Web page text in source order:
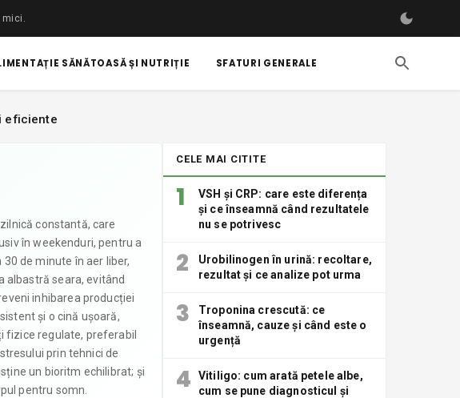
SĂNĂTOASĂ ȘI NUTRIȚIE SFATURI GENERALE
eficiente
constantă, care
în weekenduri, pentru a
de minute în aer liber,
albastră seara, evitând
inhibarea producției
și o cină ușoară,
fizice regulate, preferabil
prin tehnici de
un bioritm echilibrat; și
pentru somn.
CELE MAI CITITE
1
VSH și CRP: care este diferența
și ce înseamnă când rezultatele
nu se potrivesc
2
Urobilinogen în urină: recoltare,
rezultat și ce analize pot urma
3
Troponina crescută: ce
înseamnă, cauze și când este o
urgență
4
Vitiligo: cum arată petele albe,
cum se pune diagnosticul și